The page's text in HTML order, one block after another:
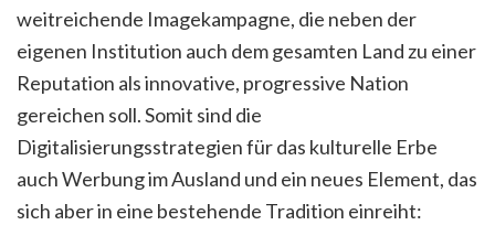
weitreichende Imagekampagne, die neben der
eigenen Institution auch dem gesamten Land zu einer
Reputation als innovative, progressive Nation
gereichen soll. Somit sind die
Digitalisierungsstrategien für das kulturelle Erbe
auch Werbung im Ausland und ein neues Element, das
sich aber in eine bestehende Tradition einreiht: